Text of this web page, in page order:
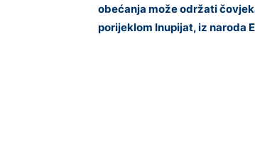
obećanja može održati
porijeklom Inupijat, iz naroda